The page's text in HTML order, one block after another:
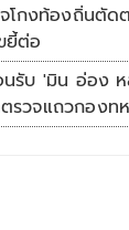
จโกงท้องถิ่นตัด
ยี้ต่อ
รับ 'มิน อ่อง
รวจแถวกองท